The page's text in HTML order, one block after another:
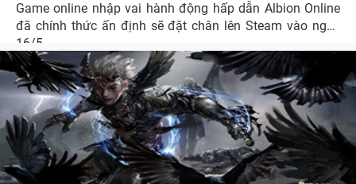
Game online nhập vai hành động hấp dẫn Albion Online
đã chính thức ấn định sẽ đặt chân lên Steam vào ngày
16/5.